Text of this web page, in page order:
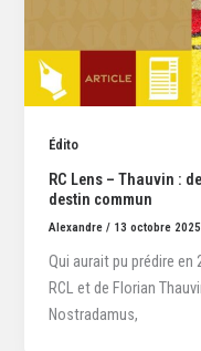
Édito
RC Lens – Thauvin :
destin commun
Alexandre/ 13 octobre 2025
Qui aurait pu prédire
RCL et de Florian
Nostradamus,